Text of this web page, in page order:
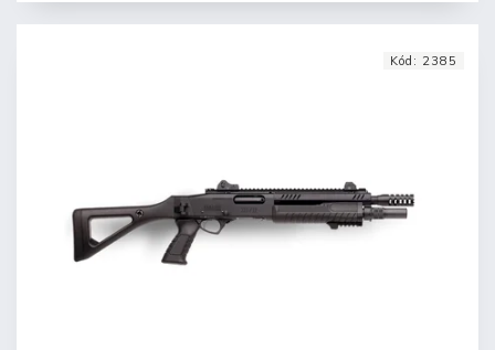
Kód: 2385